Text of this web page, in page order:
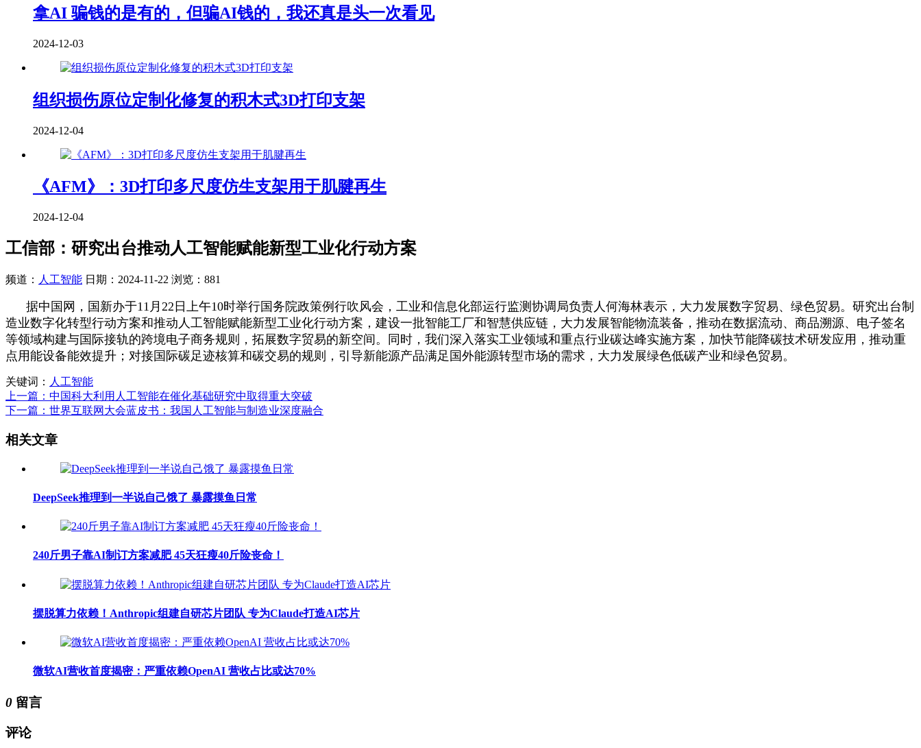
拿AI 骗钱的是有的，但骗AI钱的，我还真是头一次看见
2024-12-03
组织损伤原位定制化修复的积木式3D打印支架
2024-12-04
《AFM》：3D打印多尺度仿生支架用于肌腱再生
2024-12-04
工信部：研究出台推动人工智能赋能新型工业化行动方案
频道： 人工智能 日期： 2024-11-22 浏览：881
据中国网，国新办于11月22日上午10时举行国务院政策例行吹风会，工业和信息化部运行监测协调局负责人何海林表示，大力发展数字贸易、绿色贸易。研究出台制
造业数字化转型行动方案和推动人工智能赋能新型工业化行动方案，建设一批智能工厂和智慧供应链，大力发展智能物流装备，推动在数据流动、商品溯源、电子签名
等领域构建与国际接轨的跨境电子商务规则，拓展数字贸易的新空间。同时，我们深入落实工业领域和重点行业碳达峰实施方案，加快节能降碳技术研发应用，推动重
点用能设备能效提升；对接国际碳足迹核算和碳交易的规则，引导新能源产品满足国外能源转型市场的需求，大力发展绿色低碳产业和绿色贸易。
关键词： 人工智能
上一篇：中国科大利用人工智能在催化基础研究中取得重大突破
下一篇：世界互联网大会蓝皮书：我国人工智能与制造业深度融合
相关文章
DeepSeek推理到一半说自己饿了 暴露摸鱼日常
240斤男子靠AI制订方案减肥 45天狂瘦40斤险丧命！
摆脱算力依赖！Anthropic组建自研芯片团队 专为Claude打造AI芯片
微软AI营收首度揭密：严重依赖OpenAI 营收占比或达70%
0 留言
评论